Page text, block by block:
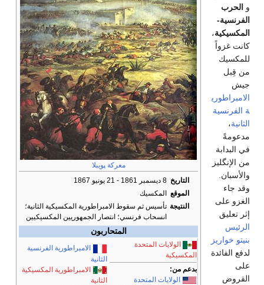
معركة پويبلا
التاريخ 8 ديسمبر 1861 - 21 يونيو 1867
الموقع
المكسيك
النتيجة تأسيس ثم سقوط الامبراطورية المكسيكية الثانية؛
انسحاب فرنسي؛ انتصار الجمهوريين المكسيكيين
المتحاربون
الولايات المتحدة
المكسيكية
بدعم من:
الولايات المتحدة
الامبراطورية الفرنسية
الثانية
الامبراطورية المكسيكية
الثانية
و الحرب
الفرنسية-
المكسيكية،
كانت غزواً
للمكسيك
من قِبل
جيش
الامبراطوري
ة الفرنسية
الثانية،
مدعومةً
في البدابة
من الإنگليز
والأسبان.
وقد جاء
الغزو على
إثر تعليق
الرئيس
بنيتو خواريز
لدفع الفائدة
على
القروض